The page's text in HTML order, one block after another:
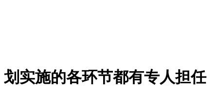
划实施的各环节都有专人担任